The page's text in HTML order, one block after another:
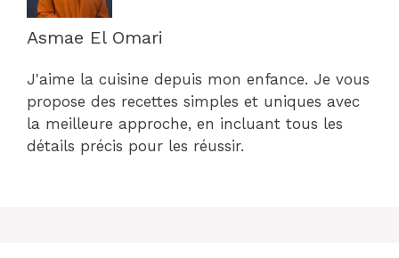
Asmae El Omari
J'aime la cuisine depuis mon enfance. Je vous
propose des recettes simples et uniques avec
la meilleure approche, en incluant tous les
détails précis pour les réussir.